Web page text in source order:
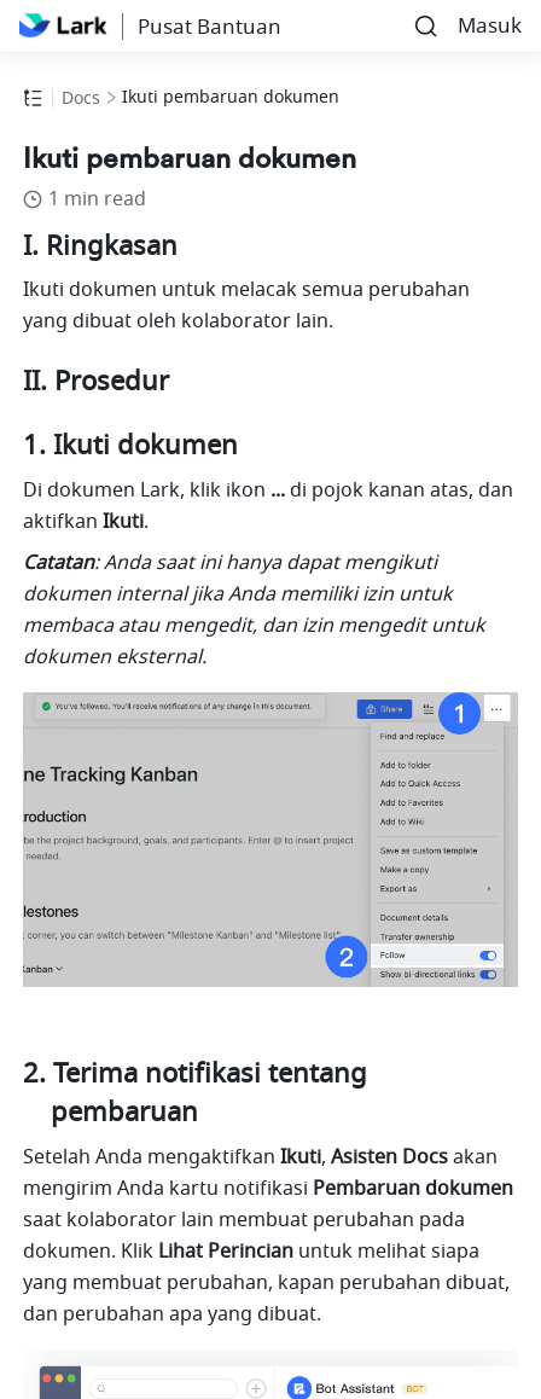
Pusat Bantuan Masuk
Docs Ikuti pembaruan dokumen
Ikuti pembaruan dokumen
1 min read
I. Ringkasan
Ikuti dokumen untuk melacak semua perubahan
yang dibuat oleh kolaborator lain.
II. Prosedur
Ikuti dokumen
Di dokumen Lark, klik ikon ... di pojok kanan atas, dan
aktifkan Ikuti.
Catatan: Anda saat ini hanya dapat mengikuti
dokumen internal jika Anda memiliki izin untuk
membaca atau mengedit, dan izin mengedit untuk
dokumen eksternal.
Terima notifikasi tentang
pembaruan
Setelah Anda mengaktifkan Ikuti, Asisten Docs akan
mengirim Anda kartu notifikasi Pembaruan dokumen
saat kolaborator lain membuat perubahan pada
dokumen. Klik Lihat Perincian untuk melihat siapa
yang membuat perubahan, kapan perubahan dibuat,
dan perubahan apa yang dibuat.